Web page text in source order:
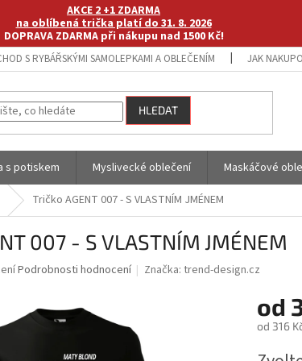
AKCE 2 +1 ZDARMA
na oblíbená trička platí do 31. 8. 2026
DOPRAVA ZDARMA při nákupu nad 1500 Kč!
S RYBÁŘSKÝMI SAMOLEPKAMI A OBLEČENÍM JAK
HLEDAT
s potiskem Myslivecké oblečení Maskáčové
Tričko AGENT 007 - S VLASTNÍM JMÉNEM
007 - S VLASTNÍM JMÉNEM
Podrobnosti hodnocení Značka:trend-design.cz
od
od 316